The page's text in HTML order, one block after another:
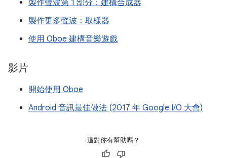
製作聲波第 1 部分：建構合成器
製作更多聲波：取樣器
使用 Oboe 建構音樂遊戲
影片
開始使用 Oboe
Android 音訊最佳做法 (2017 年 Google I/O 大會)
這對你有幫助嗎？